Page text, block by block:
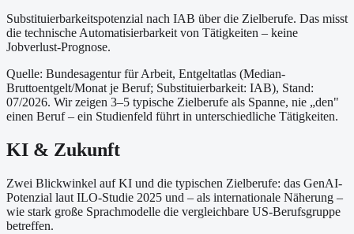
Substituierbarkeitspotenzial nach IAB über die Zielberufe. Das misst
die technische Automatisierbarkeit von Tätigkeiten – keine
Jobverlust-Prognose.
Quelle: Bundesagentur für Arbeit, Entgeltatlas (Median-
Bruttoentgelt/Monat je Beruf; Substituierbarkeit: IAB), Stand:
07/2026. Wir zeigen 3–5 typische Zielberufe als Spanne, nie „den"
einen Beruf – ein Studienfeld führt in unterschiedliche Tätigkeiten.
KI & Zukunft
Zwei Blickwinkel auf KI und die typischen Zielberufe: das GenAI-
Potenzial laut ILO-Studie 2025 und – als internationale Näherung –
wie stark große Sprachmodelle die vergleichbare US-Berufsgruppe
betreffen.